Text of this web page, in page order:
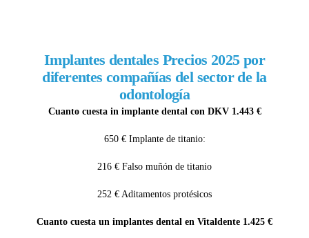
Implantes dentales Precios 2025 por
diferentes compañías del sector de la
odontología
Cuanto cuesta in implante dental con DKV 1.443 €
650 € Implante de titanio:
216 € Falso muñón de titanio
252 € Aditamentos protésicos
Cuanto cuesta un implantes dental en Vitaldente 1.425 €